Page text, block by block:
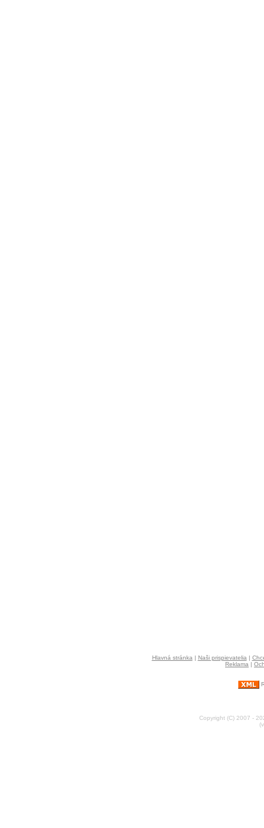
Hlavná stránka | Naši prispievatelia |
Reklama |
Copyright (C) 2007 -